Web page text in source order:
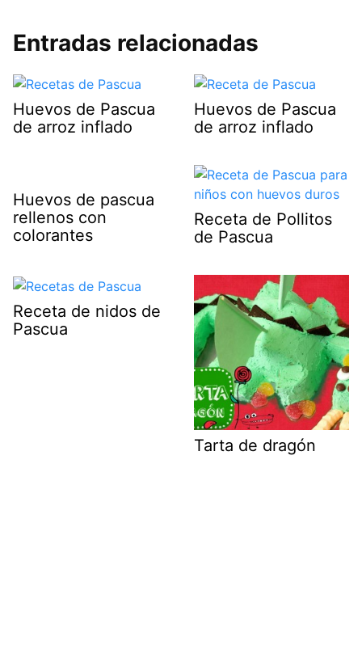
Entradas relacionadas
Huevos de Pascua
de arroz inflado
Huevos de Pascua
de arroz inflado
Huevos de pascua
rellenos con
colorantes
Receta de Pollitos
de Pascua
Receta de nidos de
Pascua
Tarta de dragón